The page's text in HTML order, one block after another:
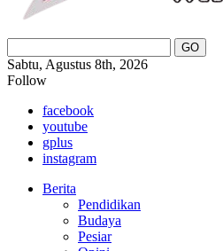
Sabtu, Agustus 8th, 2026
Follow
facebook
youtube
gplus
instagram
Berita
Pendidikan
Budaya
Pesiar